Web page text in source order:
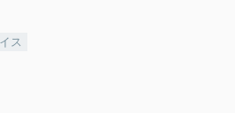
ス